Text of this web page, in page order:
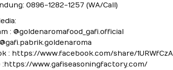
0896-1282-1257 (WA/Call)
: @goldenaromafood_gafi.official
: https://www.facebook.com/share/
:https://www.gafiseasoningfactory.com/